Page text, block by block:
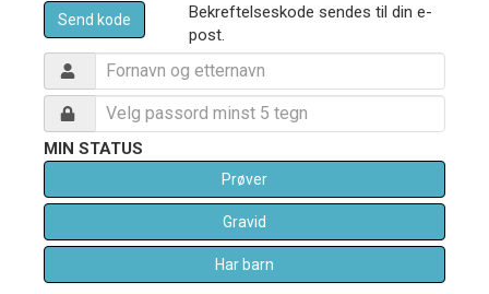
Send kode
Bekreftelseskode sendes til din e-
post.
MIN STATUS
Prøver
Gravid
Har barn